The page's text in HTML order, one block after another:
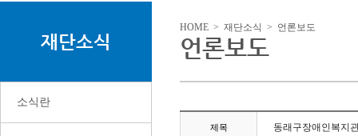
재단소식
소식란
HOME > 재단소식 > 언론보도
언론보도
제목 동래구장애인복지